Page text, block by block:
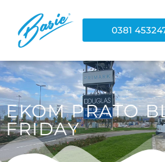
0381
EKOM PRATO
FRIDAY